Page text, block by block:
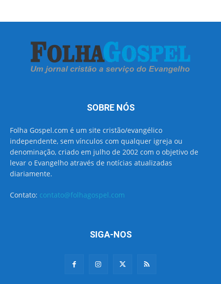
SOBRE NÓS
Folha Gospel.com é um site cristão/evangélico
independente, sem vínculos com qualquer igreja ou
denominação, criado em julho de 2002 com o objetivo de
levar o Evangelho através de notícias atualizadas
diariamente.
Contato: contato@folhagospel.com
SIGA-NOS